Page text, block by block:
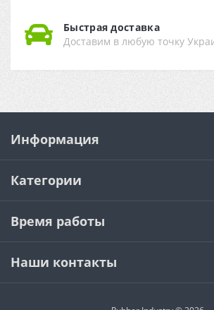
Быстрая доставка
Доставим в любую точку
Информация
Категории
Время работы
Наши контакты